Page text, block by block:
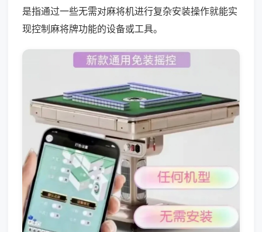
是指通过一些无需对麻将机进行复杂安装操作就能实
现控制麻将牌功能的设备或工具。